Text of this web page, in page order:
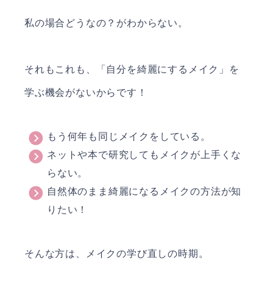
私の場合どうなの？がわからない。
それもこれも、「自分を綺麗にするメイク」を
学ぶ機会がないからです！
もう何年も同じメイクをしている。
ネットや本で研究してもメイクが上手くな
らない。
自然体のまま綺麗になるメイクの方法が知
りたい！
そんな方は、メイクの学び直しの時期。